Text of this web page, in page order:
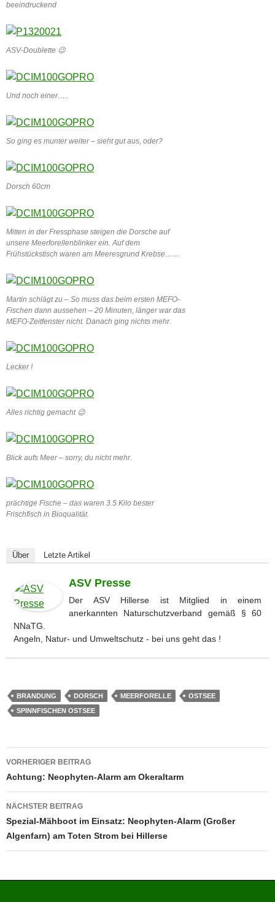
beeindruckend
ASV-Doublette 😉
Und noch einer…..
So ging es munter weiter – sieht gut aus, oder?
Dorsch 60cm
Mitten in der Fressphase steigen die Dorsche auf
unsere Meerforellenblinker ein. Auf dem
Frühstückstisch waren am Meeresgrund Krebse……
Martin schlägt zu – So muss das beim ersten MEFO-
Fischen dann aussehen – 20 Minuten, länger war das
MEFO-Zeitfenster nicht. Danach ging nichts mehr.
Lecker !
Alles richtig gemacht 😉
Blick aufs Meer – sorry, du nicht mehr.
prächtige Fische – das waren 3.5 Kilo bester
Frischfisch in Bioqualität.
Über Letzte Artikel
ASV Presse
Der ASV Hillerse ist Mitglied in einem
anerkannten Naturschutzverband gemäß § 60
NNaTG.
Angeln, Natur- und Umweltschutz - bei uns geht das !
BRANDUNG DORSCH MEERFORELLE
OSTSEE
SPINNFISCHEN OSTSEE
Beitragsnavigation
VORHERIGER BEITRAG
Achtung: Neophyten-Alarm am Okeraltarm
NÄCHSTER BEITRAG
Spezial-Mähboot im Einsatz: Neophyten-Alarm (Großer
Algenfarn) am Toten Strom bei Hillerse